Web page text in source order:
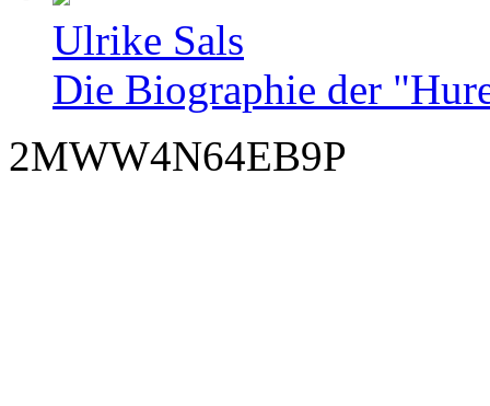
Ulrike Sals
Die Biographie der
2MWW4N64EB9P